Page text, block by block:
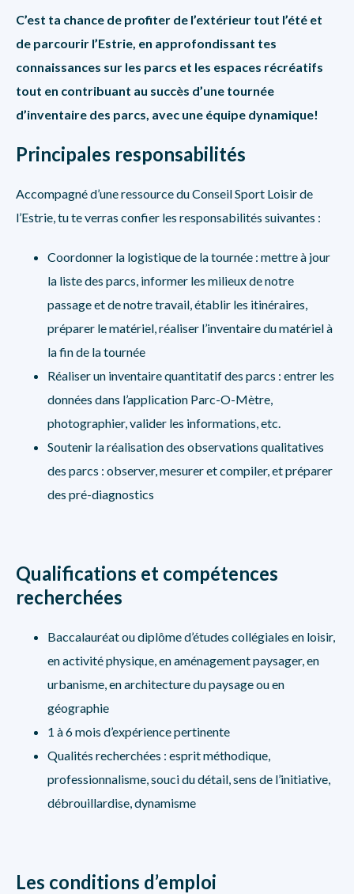
C’est ta chance de profiter de l’extérieur tout l’été et
de parcourir l’Estrie, en approfondissant tes
connaissances sur les parcs et les espaces récréatifs
tout en contribuant au succès d’une tournée
d’inventaire des parcs, avec une équipe dynamique!
Principales responsabilités
Accompagné d’une ressource du Conseil Sport Loisir de
l’Estrie, tu te verras confier les responsabilités suivantes :
Coordonner la logistique de la tournée : mettre à jour
la liste des parcs, informer les milieux de notre
passage et de notre travail, établir les itinéraires,
préparer le matériel, réaliser l’inventaire du matériel à
la fin de la tournée
Réaliser un inventaire quantitatif des parcs : entrer les
données dans l’application Parc-O-Mètre,
photographier, valider les informations, etc.
Soutenir la réalisation des observations qualitatives
des parcs : observer, mesurer et compiler, et préparer
des pré-diagnostics
Qualifications et compétences
recherchées
Baccalauréat ou diplôme d’études collégiales en loisir,
en activité physique, en aménagement paysager, en
urbanisme, en architecture du paysage ou en
géographie
1 à 6 mois d’expérience pertinente
Qualités recherchées : esprit méthodique,
professionnalisme, souci du détail, sens de l’initiative,
débrouillardise, dynamisme
Les conditions d’emploi